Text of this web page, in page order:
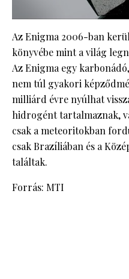
Az Enigma 2006-ban
könyvébe mint a világ
Az Enigma egy
nem túl gyakori
milliárd évre nyúlhat
hidrogént tartalmaznak,
csak a meteoritokban
csak Brazíliában és a
találtak.
Forrás: MTI